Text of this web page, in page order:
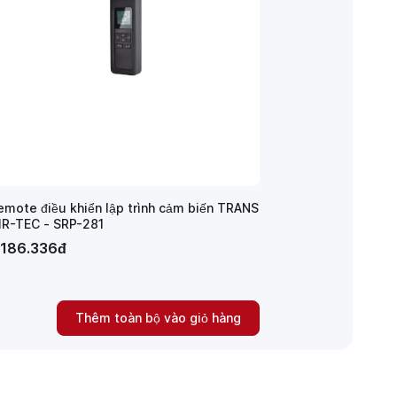
điều khiển lập trình cảm biến TRANS
TEC - SRP-281
Thêm toàn bộ vào giỏ hàng